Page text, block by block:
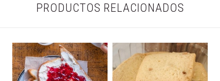
PRODUCTOS RELACIONADOS